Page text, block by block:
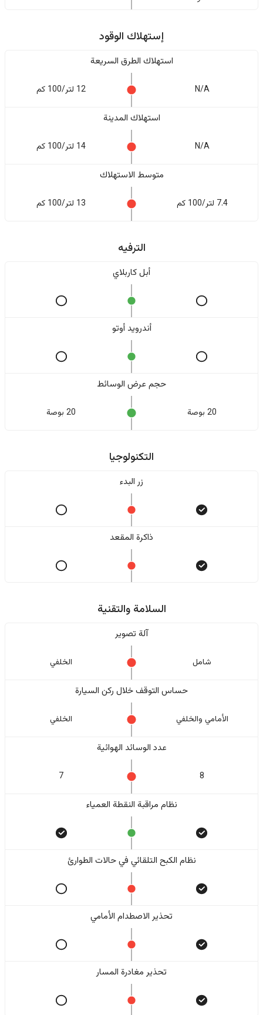
إستهلاك الوقود
استهلاك الطرق السريعة
N/A 12 لتر/100 كم
استهلاك المدينة
N/A 14 لتر/100 كم
متوسط الاستهلاك
7.4 لتر/100 كم 13 لتر/100 كم
الترفيه
أبل كاربلاي
أندرويد أوتو
حجم عرض الوسائط
20 بوصة 20 بوصة
التكنولوجيا
زر البدء
ذاكرة المقعد
السلامة والتقنية
آلة تصوير
شامل الخلفي
حساس التوقف خلال ركن السيارة
الأمامي والخلفي الخلفي
عدد الوسائد الهوائية
8
7
نظام مراقبة النقطة العمياء
نظام الكبح التلقائي في حالات الطوارئ
تحذير الاصطدام الأمامي
تحذير مغادرة المسار